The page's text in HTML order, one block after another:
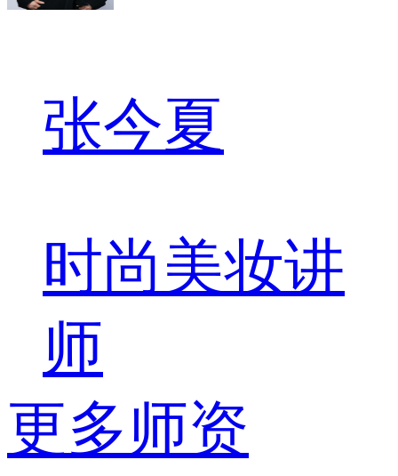
张今夏
时尚美妆讲
师
更多师资